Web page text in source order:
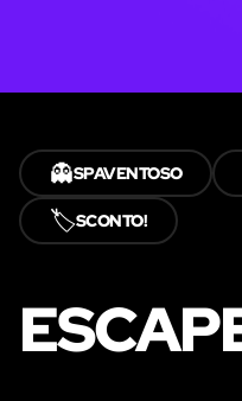
👻SPAVENTOSO
🏷️SCONTO!